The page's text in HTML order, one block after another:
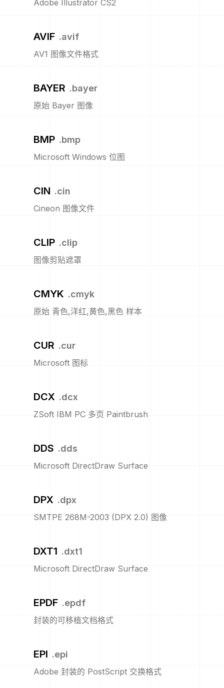
Adobe Illustrator CS2
AVIF .avif
AV1 图像文件格式
BAYER .bayer
原始 Bayer 图像
BMP .bmp
Microsoft Windows 位图
CIN .cin
Cineon 图像文件
CLIP .clip
图像剪贴遮罩
CMYK .cmyk
原始 青色,洋红,黄色,黑色 样本
CUR .cur
Microsoft 图标
DCX .dcx
ZSoft IBM PC 多页 Paintbrush
DDS .dds
Microsoft DirectDraw Surface
DPX .dpx
SMTPE 268M-2003 (DPX 2.0) 图像
DXT1 .dxt1
Microsoft DirectDraw Surface
EPDF .epdf
封装的可移植文档格式
EPI .epi
Adobe 封装的 PostScript 交换格式